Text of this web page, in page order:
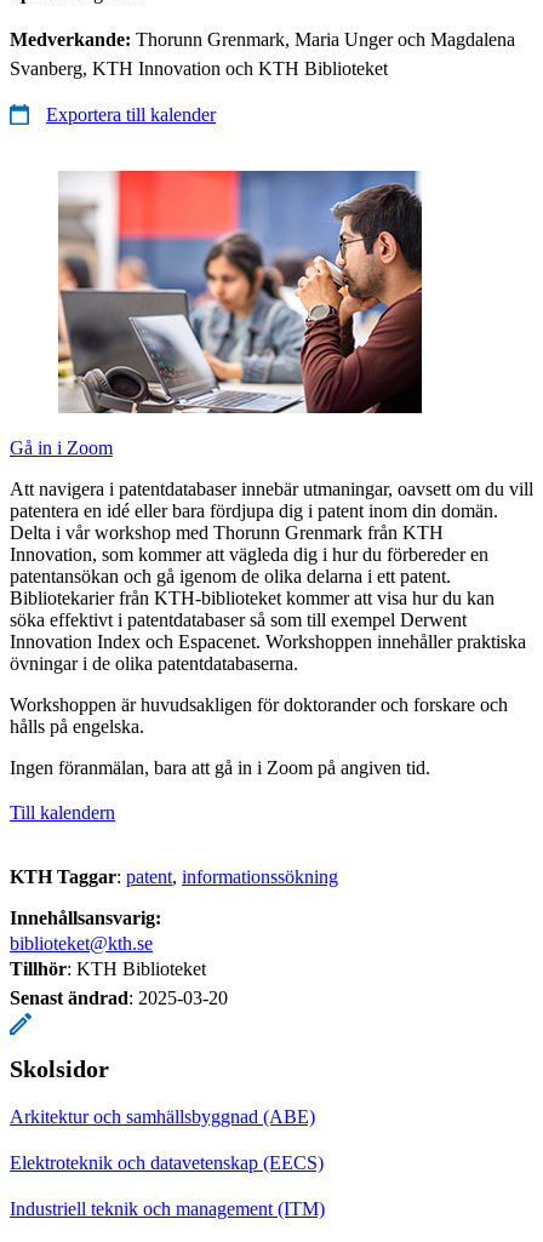
Medverkande: Thorunn Grenmark, Maria Unger och Magdalena
Svanberg, KTH Innovation och KTH Biblioteket
Exportera till kalender
Gå in i Zoom
Att navigera i patentdatabaser innebär utmaningar, oavsett om du vill
patentera en idé eller bara fördjupa dig i patent inom din domän.
Delta i vår workshop med Thorunn Grenmark från KTH
Innovation, som kommer att vägleda dig i hur du förbereder en
patentansökan och gå igenom de olika delarna i ett patent.
Bibliotekarier från KTH-biblioteket kommer att visa hur du kan
söka effektivt i patentdatabaser så som till exempel Derwent
Innovation Index och Espacenet. Workshoppen innehåller praktiska
övningar i de olika patentdatabaserna.
Workshoppen är huvudsakligen för doktorander och forskare och
hålls på engelska.
Ingen föranmälan, bara att gå in i Zoom på angiven tid.
Till kalendern
KTH Taggar: patent informationssökning
Innehållsansvarig:
biblioteket@kth.se
Tillhör: KTH Biblioteket
Senast ändrad: 2025-03-20
Skolsidor
Arkitektur och samhällsbyggnad (ABE)
Elektroteknik och datavetenskap (EECS)
Industriell teknik och management (ITM)